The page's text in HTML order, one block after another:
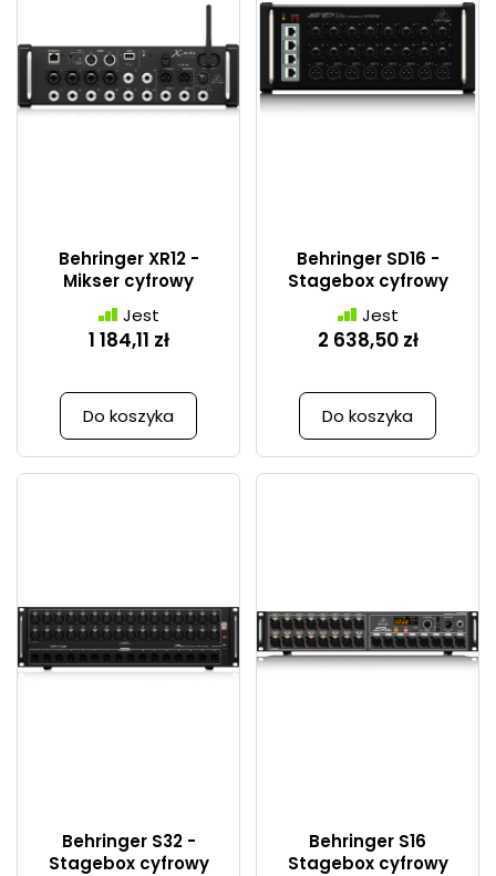
Behringer XR12 -
Mikser cyfrowy
Jest
1 184,11 zł
Do koszyka
Behringer SD16 -
Stagebox cyfrowy
Jest
2 638,50 zł
Do koszyka
Behringer S32 -
Stagebox cyfrowy
Behringer S16
Stagebox cyfrowy